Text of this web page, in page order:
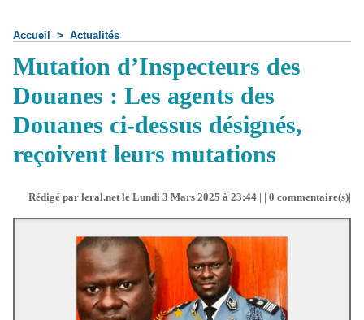
Accueil > Actualités
Mutation d’Inspecteurs des
Douanes : Les agents des
Douanes ci-dessus désignés,
reçoivent leurs mutations
Rédigé par leral.net le Lundi 3 Mars 2025 à 23:44 | | 0 commentaire(s)|